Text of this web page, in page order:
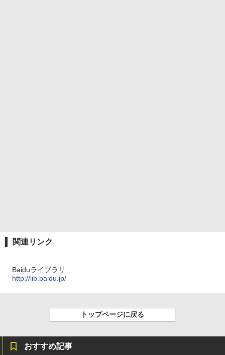
関連リンク
Baiduライブラリ
http://lib.baidu.jp/
トップページに戻る
おすすめ記事